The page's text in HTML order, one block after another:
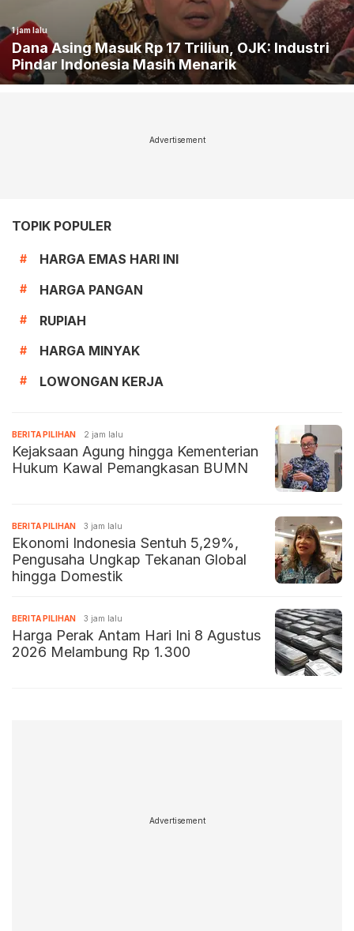
1 jam lalu
Dana Asing Masuk Rp 17 Triliun, OJK: Industri
Pindar Indonesia Masih Menarik
Advertisement
TOPIK POPULER
# HARGA EMAS HARI INI
# HARGA PANGAN
# RUPIAH
# HARGA MINYAK
# LOWONGAN KERJA
BERITA PILIHAN 2 jam lalu
Kejaksaan Agung hingga Kementerian
Hukum Kawal Pemangkasan BUMN
BERITA PILIHAN 3 jam lalu
Ekonomi Indonesia Sentuh 5,29%,
Pengusaha Ungkap Tekanan Global
hingga Domestik
BERITA PILIHAN 3 jam lalu
Harga Perak Antam Hari Ini 8 Agustus
2026 Melambung Rp 1.300
Advertisement